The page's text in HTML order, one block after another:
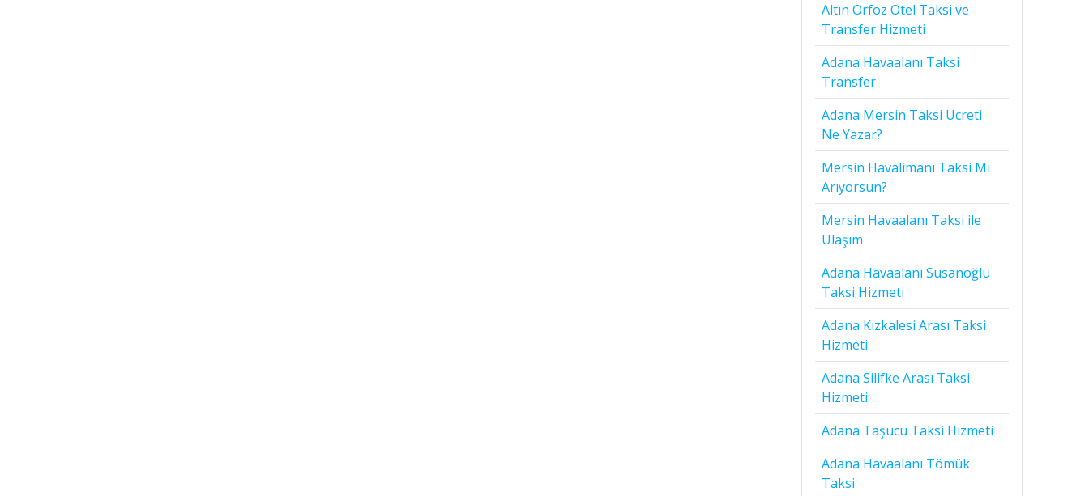
Altın Orfoz Otel Taksi ve
Transfer Hizmeti
Adana Havaalanı Taksi
Transfer
Adana Mersin Taksi Ücreti
Ne Yazar?
Mersin Havalimanı Taksi Mi
Arıyorsun?
Mersin Havaalanı Taksi ile
Ulaşım
Adana Havaalanı Susanoğlu
Taksi Hizmeti
Adana Kızkalesi Arası Taksi
Hizmeti
Adana Silifke Arası Taksi
Hizmeti
Adana Taşucu Taksi Hizmeti
Adana Havaalanı Tömük
Taksi